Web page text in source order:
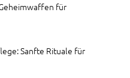
für
Sanfte Rituale für